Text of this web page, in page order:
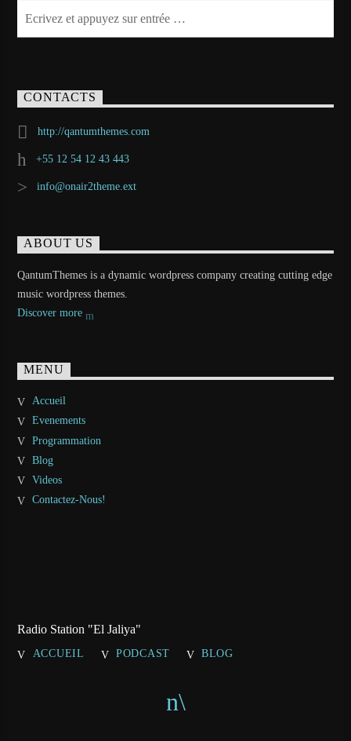
CONTACTS
http://qantumthemes.com
+55 12 54 12 43 443
info@onair2theme.ext
ABOUT US
QantumThemes is a dynamic wordpress company creating cutting edge
music wordpress themes.
Discover more
MENU
Accueil
Evenements
Programmation
Blog
Videos
Contactez-Nous!
Radio Station "El Jaliya"
ACCUEIL PODCAST BLOG